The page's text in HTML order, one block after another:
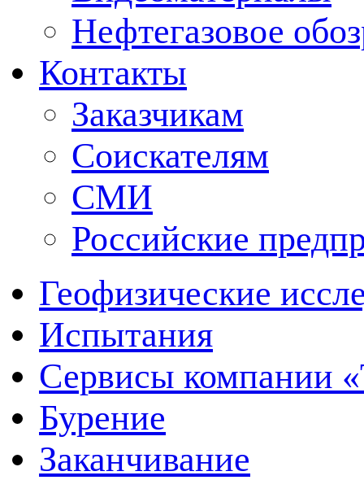
Нефтегазовое
Контакты
Заказчикам
Соискателям
СМИ
Российские
Геофизические
Испытания
Сервисы компании
Бурение
Заканчивание